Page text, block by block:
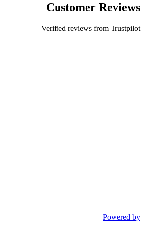
Customer Reviews
Verified reviews from Trustpilot
Powered by